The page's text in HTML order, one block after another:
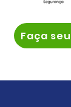
Faça